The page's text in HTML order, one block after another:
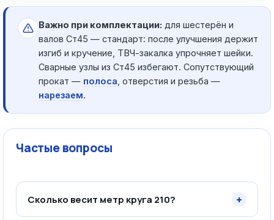
Важно при комплектации: для шестерён и
валов Ст45 — стандарт: после улучшения держит
изгиб и кручение, ТВЧ-закалка упрочняет шейки.
Сварные узлы из Ст45 избегают. Сопутствующий
прокат — полоса , отверстия и резьба —
нарезаем.
Частые вопросы
Сколько весит метр круга 210? +